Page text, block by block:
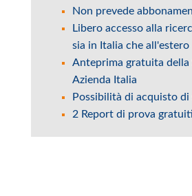
Non prevede
Libero accesso alla
sia in Italia che all'estero
Anteprima gratuita della
Azienda Italia
Possibilità di acquisto
2 Report di prova gratuiti